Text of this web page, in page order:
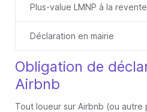
Plus-value LMNP à la revente
Déclaration en mairie
Obligation de
Airbnb
Tout loueur sur Airbnb (ou autre